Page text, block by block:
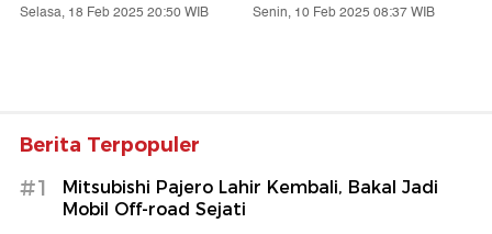
Selasa, 18 Feb 2025 20:50 WIB Senin, 10 Feb 2025 08:37 WIB
Berita Terpopuler
#1
Mitsubishi Pajero Lahir Kembali, Bakal Jadi
Mobil Off-road Sejati